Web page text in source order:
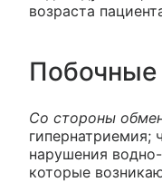
возраста
Побочные
Со стороны
гипернатриемия;
нарушения
которые